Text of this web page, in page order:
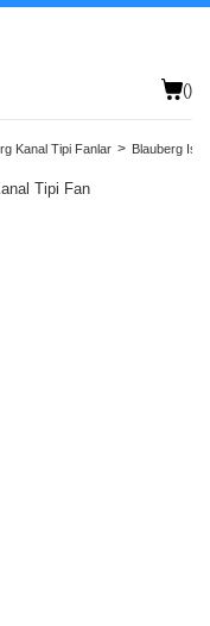
()
Kanal Tipi Fanlar Blauberg